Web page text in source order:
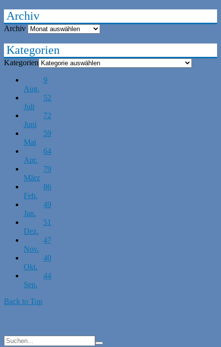
Archiv
Archiv
Kategorien
Kategorien
9
Aug.
52
Juli
72
Juni
59
Mai
64
Apr.
79
März
86
Feb.
49
Jan.
51
Dez.
47
Nov.
40
Okt.
44
Sep.
Back to Top